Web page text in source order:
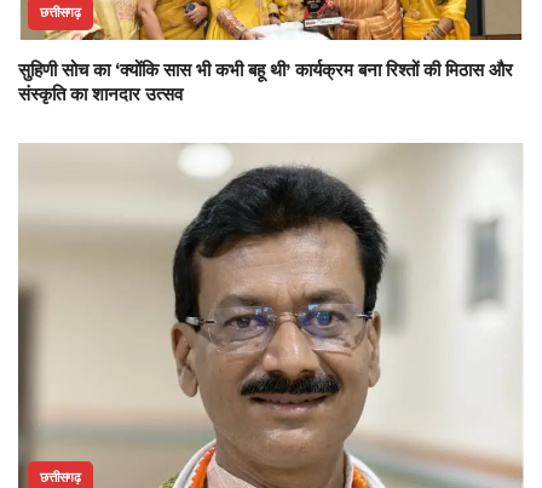
छत्तीसगढ़
सुहिणी सोच का ‘क्योंकि सास भी कभी बहू थी’ कार्यक्रम बना रिश्तों की मिठास और
संस्कृति का शानदार उत्सव
छत्तीसगढ़